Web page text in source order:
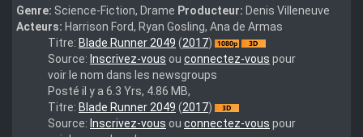
Genre: Science-Fiction, Drame Producteur: Denis Villeneuve
Acteurs: Harrison Ford, Ryan Gosling, Ana de Armas
Blade.Runner.2049.2017.Bluray.1080p.3D.MULTI
Titre: Blade Runner 2049 (2017)
Source: Inscrivez-vous ou connectez-vous pour
voir le nom dans les newsgroups
Posté il y a 6.3 Yrs, 4.86 MB,
Blade.Runner.2049.2017.Full.BluRay.3D.MULTI
Titre: Blade Runner 2049 (2017)
Source: Inscrivez-vous ou connectez-vous pour